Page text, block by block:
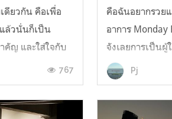
ดียวกัน คือเพื่อ
ล้วนั่นก็เป็น
คัญ และใส่ใจกับ
ท้ายเราก็ติดมัน767
คือฉันอยากรวย
อาการ
จังเลยการเป็น
เจอ แม้ว่าอาจจ
มีความสุขและเจ
Pj